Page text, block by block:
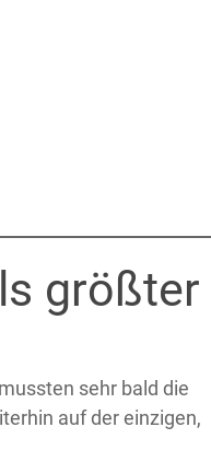
größter
sehr bald die
auf der einzigen,